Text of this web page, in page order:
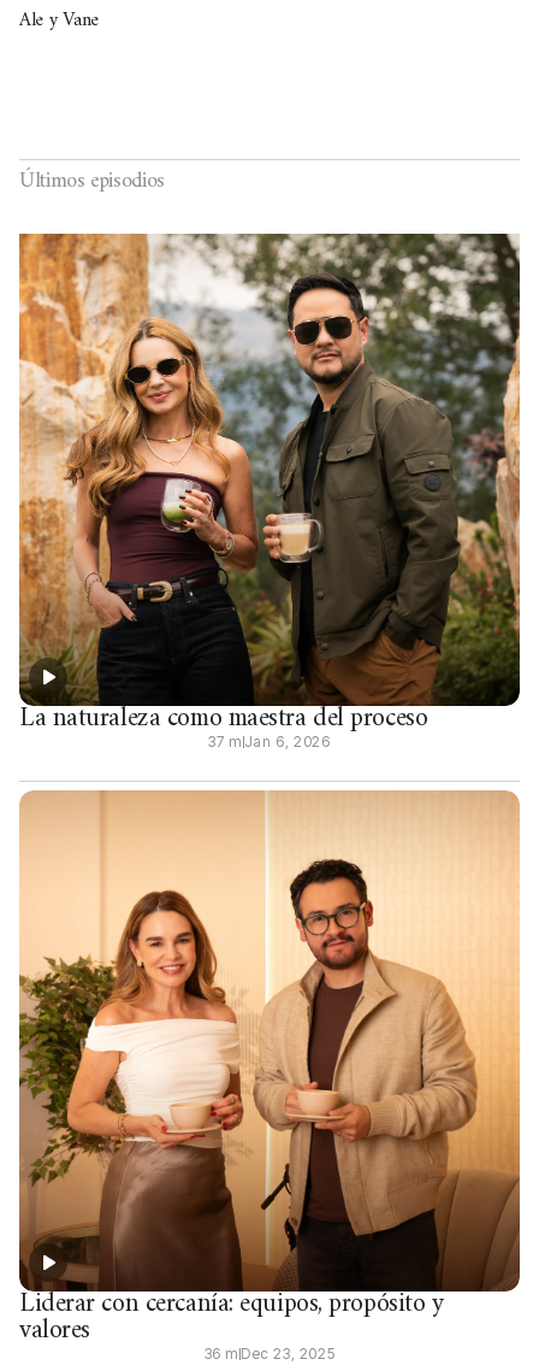
Ale y Vane
Últimos episodios
La naturaleza como maestra del proceso
37 mJan 6, 2026
Liderar con cercanía: equipos, propósito y
valores 36 mDec 23, 2025